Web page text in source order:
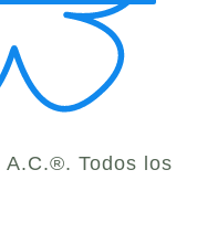
A.C.®. Todos los